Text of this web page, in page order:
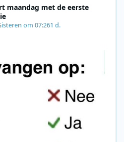
maandag met de eerste
om 07:261 d.